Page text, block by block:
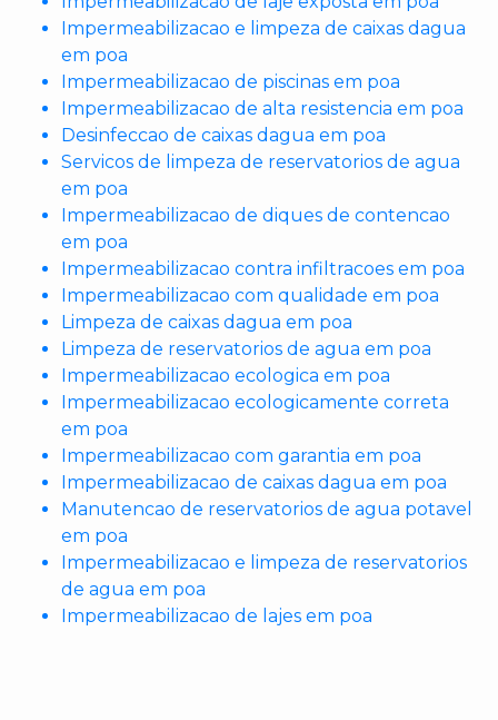
Impermeabilizacao e limpeza de caixas dagua
em poa
Impermeabilizacao de piscinas em poa
Impermeabilizacao de alta resistencia em poa
Desinfeccao de caixas dagua em poa
Servicos de limpeza de reservatorios de agua
em poa
Impermeabilizacao de diques de contencao
em poa
Impermeabilizacao contra infiltracoes em poa
Impermeabilizacao com qualidade em poa
Limpeza de caixas dagua em poa
Limpeza de reservatorios de agua em poa
Impermeabilizacao ecologica em poa
Impermeabilizacao ecologicamente correta
em poa
Impermeabilizacao com garantia em poa
Impermeabilizacao de caixas dagua em poa
Manutencao de reservatorios de agua potavel
em poa
Impermeabilizacao e limpeza de reservatorios
de agua em poa
Impermeabilizacao de lajes em poa